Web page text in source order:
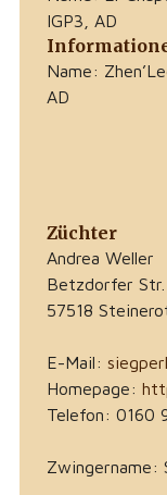
IGP3, AD
Name:
AD
Züchter
Andrea Weller
Betzdorfer Str.
57518
E-Mail:
Homepage:
Telefon: 0160
Zwingername: